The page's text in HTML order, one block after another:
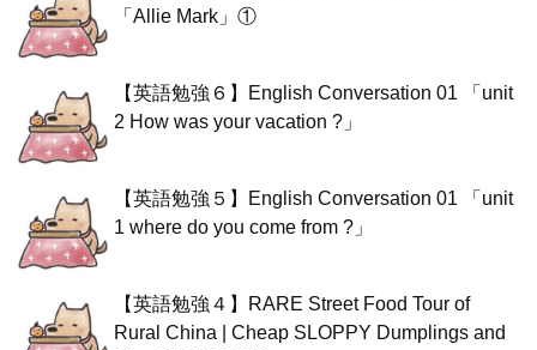
「Allie Mark」①
【英語勉強６】English Conversation 01 「unit
2 How was your vacation ?」
【英語勉強５】English Conversation 01 「unit
1 where do you come from ?」
【英語勉強４】RARE Street Food Tour of
Rural China | Cheap SLOPPY Dumplings and